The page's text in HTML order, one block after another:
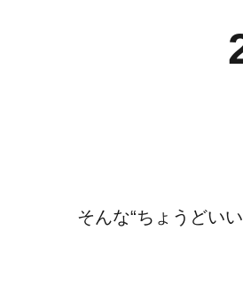
そんな“ちょうどい